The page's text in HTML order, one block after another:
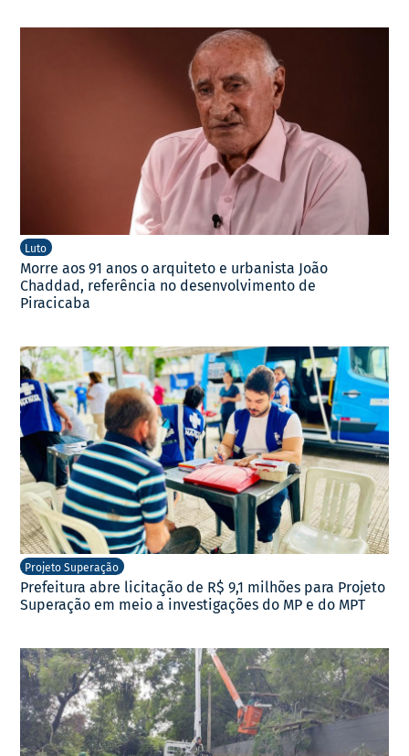
Luto
Morre aos 91 anos o arquiteto e urbanista João
Chaddad, referência no desenvolvimento de
Piracicaba
Projeto Superação
Prefeitura abre licitação de R$ 9,1 milhões para Projeto
Superação em meio a investigações do MP e do MPT